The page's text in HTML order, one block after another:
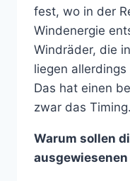
fest, wo in der
Windenergie
Windräder, die
liegen
Das hat einen
zwar das Timing.
Warum sollen